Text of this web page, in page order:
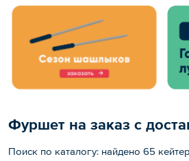
Фуршет на заказ с
Поиск по каталогу: найдено 65